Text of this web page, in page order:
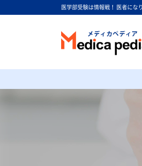
医学部受験は情報戦！ 医者にな